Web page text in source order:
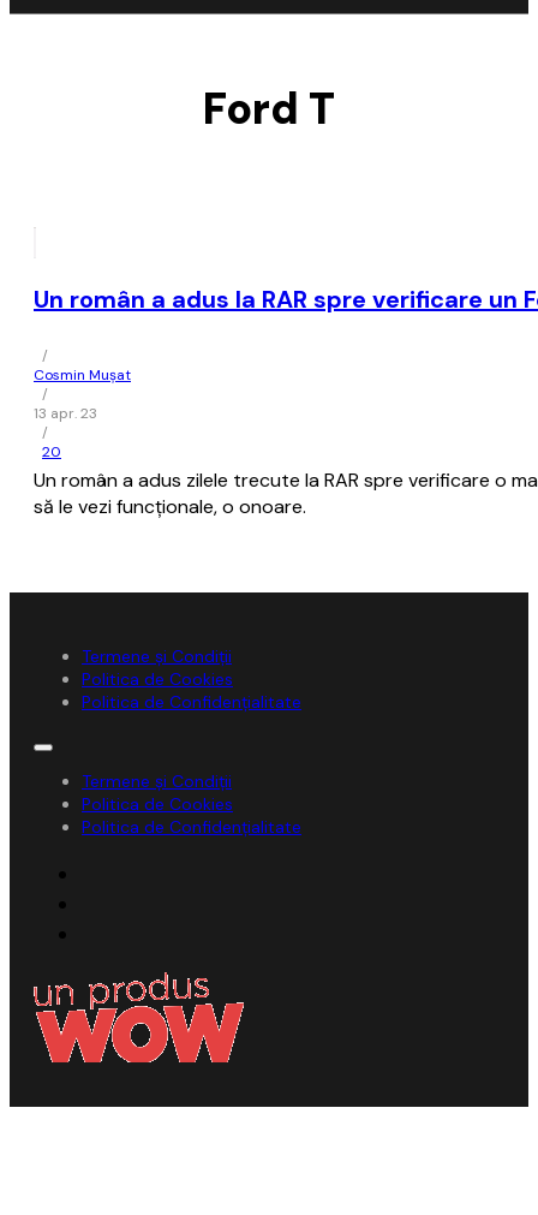
Ford T
Un român a adus la RAR spre verificare un
/
Cosmin Mușat
/
13 apr. 23
/
20
Un român a adus zilele trecute la RAR spre verificare o
să le vezi funcţionale, o onoare.
Termene și Condiții
Politica de Cookies
Politica de Confidențialitate
Termene și Condiții
Politica de Cookies
Politica de Confidențialitate